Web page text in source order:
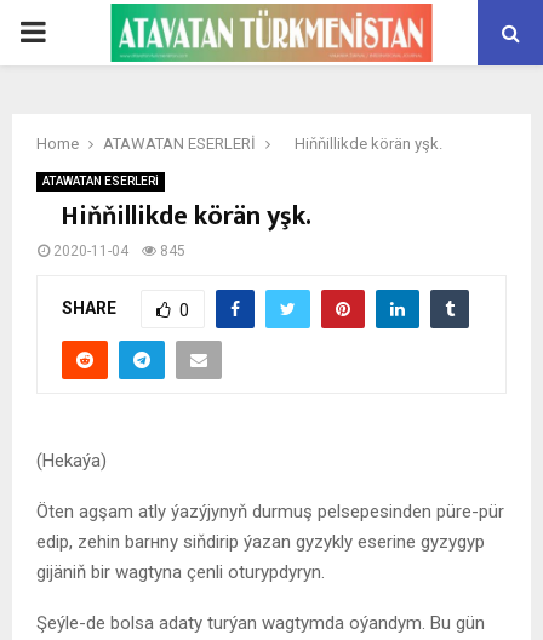
PRIMARY
Home ATAWATAN ESERLERİ Hiňňillikde körän yşk.
ATAWATAN ESERLERİ
Hiňňillikde körän yşk.
2020-11-04 845
SHARE 0
(Hekaýa)
Öten agşam atly ýazýjynyň durmuş pelsepesinden püre-pür
edip, zehin barнny siňdirip ýazan gyzykly eserine gyzygyp
gijäniň bir wagtyna çenli oturypdyryn.
Şeýle-de bolsa adaty turýan wagtymda oýandym. Bu gün